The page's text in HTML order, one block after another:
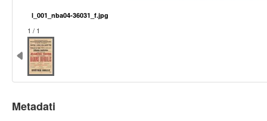
l_001_nba04-36031_f.jpg
1 / 1
Metadati